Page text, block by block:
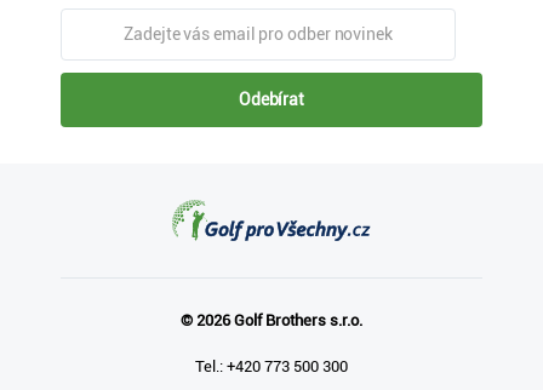
Odebírat
© 2026 Golf Brothers s.r.o.
Tel.: +420 773 500 300